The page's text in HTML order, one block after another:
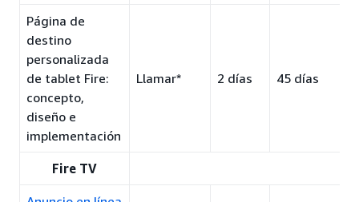
Página de
destino
personalizada
de tablet Fire:
concepto,
diseño e
implementación
Llamar* 2 días 45 días
Fire TV